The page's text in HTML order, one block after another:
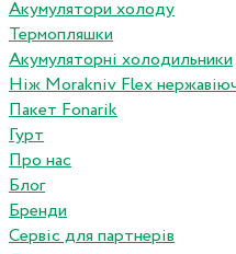
Акумулятори холоду
Термопляшки
Акумуляторні холодильники
Ніж Morakniv Flex
Пакет Fonarik
Гурт
Про нас
Блог
Бренди
Сервіс для партнерів